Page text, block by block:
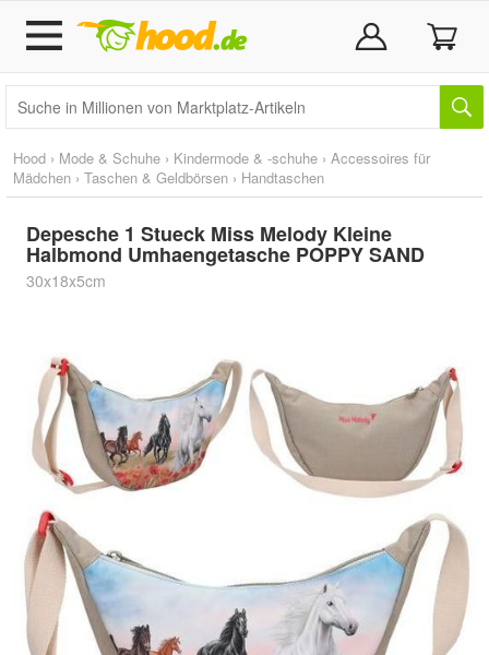
Hood › Mode & Schuhe › Kindermode & -schuhe › Accessoires für
Mädchen › Taschen & Geldbörsen › Handtaschen
Depesche 1 Stueck Miss Melody Kleine
Halbmond Umhaengetasche POPPY SAND
30x18x5cm